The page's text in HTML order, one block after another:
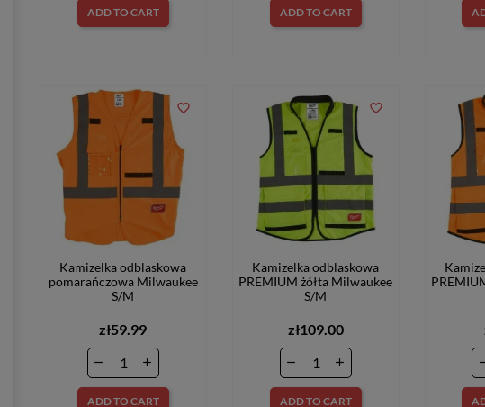
ADD TO CART ADD TO CART
Kamizelka odblaskowa
pomarańczowa Milwaukee
S/M
zł59.99
ADD TO CART
favorite_border
Kamizelka odblaskowa
PREMIUM żółta Milwaukee
S/M
zł109.00
ADD TO CART
favorite_border